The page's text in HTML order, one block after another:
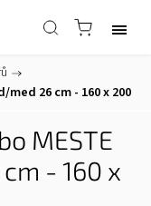
/
med 26 cm - 160 x 200
MESTE
- 160 x